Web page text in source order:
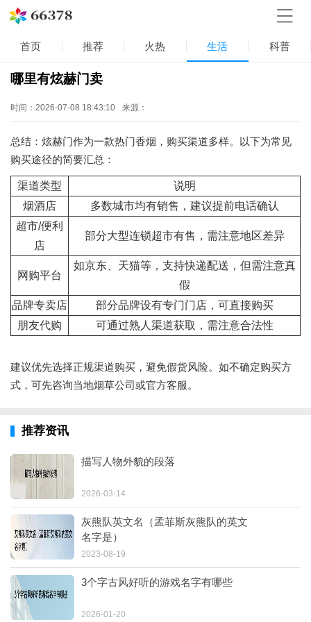
首页 推荐 火热 生活 科普
哪里有炫赫门卖
时间：2026-07-08 18:43:10 来源：
总结：炫赫门作为一款热门香烟，购买渠道多样。以下为常见
购买途径的简要汇总：
渠道类型
说明
烟酒店
多数城市均有销售，建议提前电话确认
超市/便利
店
部分大型连锁超市有售，需注意地区差异
网购平台
如京东、天猫等，支持快递配送，但需注意真
假
品牌专卖店
部分品牌设有专门门店，可直接购买
朋友代购
可通过熟人渠道获取，需注意合法性
建议优先选择正规渠道购买，避免假货风险。如不确定购买方
式，可先咨询当地烟草公司或官方客服。
推荐资讯
描写人物外貌的段落
2026-03-14
灰熊队英文名（孟菲斯灰熊队的英文
名字是）
2023-08-19
3个字古风好听的游戏名字有哪些
2026-01-20